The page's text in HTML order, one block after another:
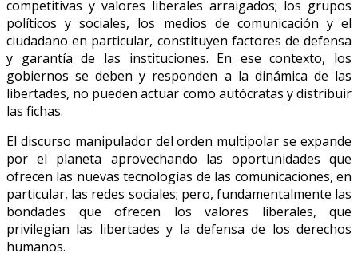
competitivas y valores liberales arraigados; los grupos
políticos y sociales, los medios de comunicación y el
ciudadano en particular, constituyen factores de defensa
y garantía de las instituciones. En ese contexto, los
gobiernos se deben y responden a la dinámica de las
libertades, no pueden actuar como autócratas y distribuir
las fichas.
El discurso manipulador del orden multipolar se expande
por el planeta aprovechando las oportunidades que
ofrecen las nuevas tecnologías de las comunicaciones, en
particular, las redes sociales; pero, fundamentalmente las
bondades que ofrecen los valores liberales, que
privilegian las libertades y la defensa de los derechos
humanos.